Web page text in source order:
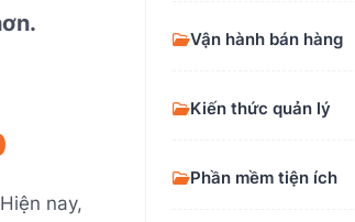
nay,
Vận hành bán hàng
Kiến thức quản lý
Phần mềm tiện ích